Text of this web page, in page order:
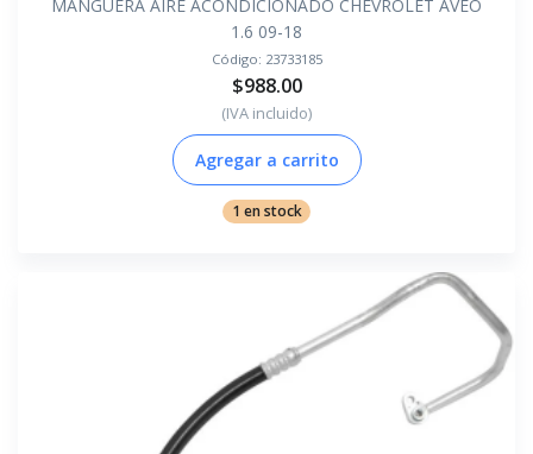
MANGUERA AIRE ACONDICIONADO CHEVROLET AVEO
1.6 09-18
Código: 23733185
$988.00
(IVA incluido)
Agregar a carrito
1 en stock